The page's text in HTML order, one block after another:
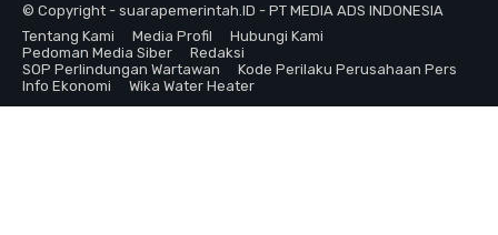
© Copyright - suarapemerintah.ID - PT MEDIA ADS INDONESIA
Tentang Kami
Media Profil
Hubungi Kami
Pedoman Media Siber
Redaksi
SOP Perlindungan Wartawan
Kode Perilaku Perusahaan Pers
Info Ekonomi
Wika Water Heater